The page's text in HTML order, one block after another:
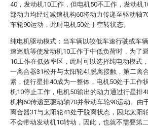
40，发动机10工作，但电机50不工作，发动机
部动力均经过减速机构60将动力传递至驱动轴
车轮90运动，此时电机50处于空转状态。
纯电机驱动模式：当车辆以较低车速行驶或车
速巡航等使发动机10工作于中低负荷时，为了
10工作在低效率区，此时可以选择纯电动模式
一离合器31松开与太阳轮41脱离接触，第二离
紧，使行星排40成为一整体，电机50处于工作
机10停止工作，电机50输出的动力通过行星排
机构60传递至驱动轴70并带动车轮90运动。由
离合器31与太阳轮41处于脱离状态，因此太阳
不会带动发动机10转动，因此，也就不需要第